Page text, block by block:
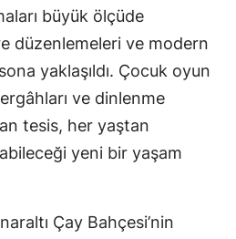
büyük ölçüde
düzenlemeleri ve modern
yaklaşıldı. Çocuk oyun
ve dinlenme
tesis, her yaştan
yeni bir yaşam
Çay Bahçesi’nin